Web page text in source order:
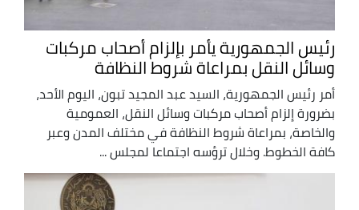
رئيس الجمهورية يأمر بإلزام أصحاب مركبات
وسائل النقل بمراعاة شروط النظافة
أمر رئيس الجمهورية، السيد عبد المجيد تبون، اليوم الأحد،
بضرورة إلزام أصحاب مركبات وسائل النقل، العمومية
والخاصة، بمراعاة شروط النظافة في مختلف المدن وعبر
كافة الخطوط. وخلال ترؤسه اجتماعا لمجلس ...